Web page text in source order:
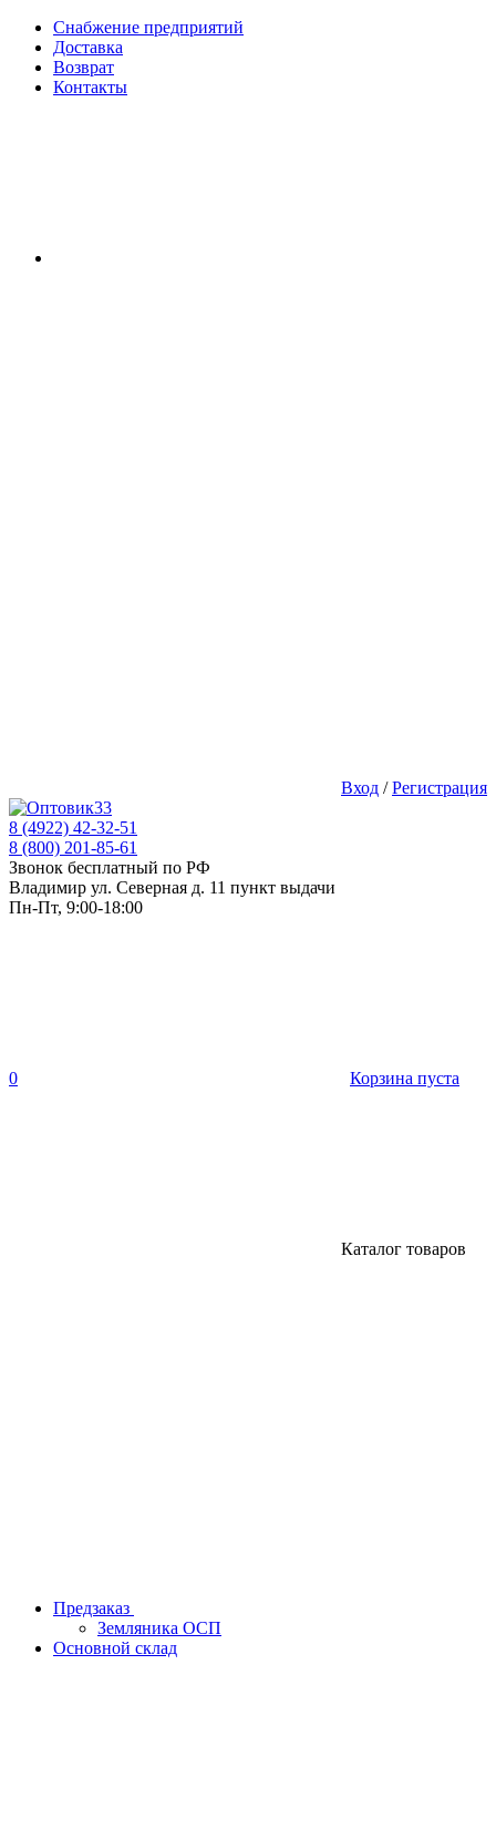
Снабжение предприятий
Доставка
Возврат
Контакты
Вход /Регистрация
8 (4922) 42-32-51
8 (800) 201-85-61
Звонок бесплатный по РФ
Владимир ул. Северная д. 11 пункт выдачи
Пн-Пт, 9:00-18:00
0 Корзина пуста
Каталог товаров
Предзаказ
Земляника ОСП
Основной склад